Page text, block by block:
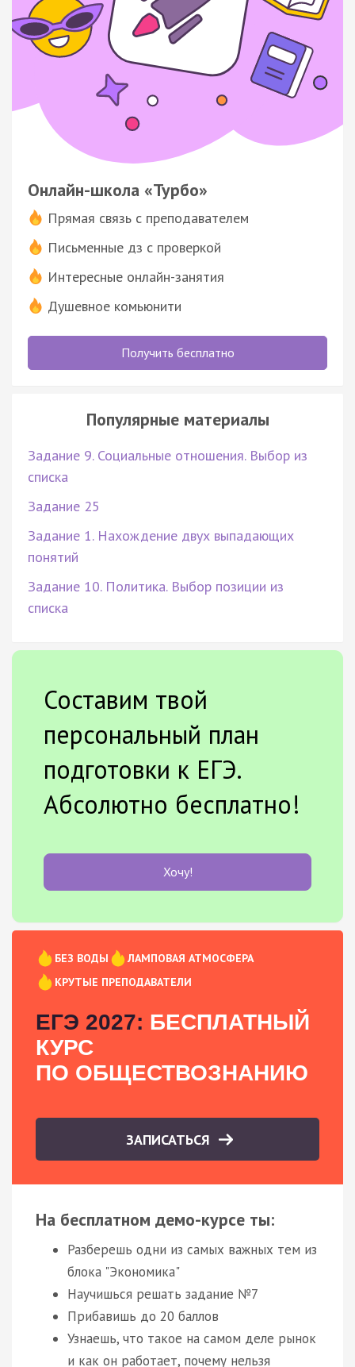
Онлайн-школа «Турбо»
Прямая связь с преподавателем
Письменные дз с проверкой
Интересные онлайн-занятия
Душевное комьюнити
Получить бесплатно
Популярные материалы
Задание 9. Социальные отношения. Выбор из
списка
Задание 25
Задание 1. Нахождение двух выпадающих
понятий
Задание 10. Политика. Выбор позиции из
списка
Составим твой
персональный план
подготовки к ЕГЭ.
Абсолютно бесплатно!
Хочу!
БЕЗ ВОДЫ
ЛАМПОВАЯ АТМОСФЕРА
КРУТЫЕ ПРЕПОДАВАТЕЛИ
ЕГЭ 2027: БЕСПЛАТНЫЙ
КУРС
ПО ОБЩЕСТВОЗНАНИЮ
ЗАПИСАТЬСЯ
На бесплатном демо-курсе ты:
Разберешь одни из самых важных тем из
блока "Экономика"
Научишься решать задание №7
Прибавишь до 20 баллов
Узнаешь, что такое на самом деле рынок
и как он работает, почему нельзя